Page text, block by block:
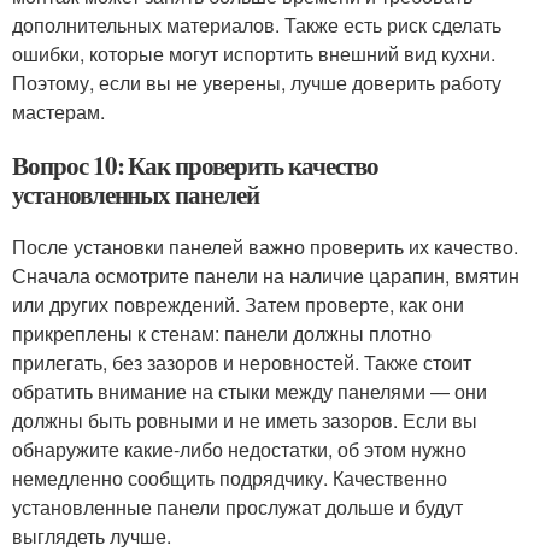
дополнительных материалов. Также есть риск сделать
ошибки, которые могут испортить внешний вид кухни.
Поэтому, если вы не уверены, лучше доверить работу
мастерам.
Вопрос 10: Как проверить качество
установленных панелей
После установки панелей важно проверить их качество.
Сначала осмотрите панели на наличие царапин, вмятин
или других повреждений. Затем проверте, как они
прикреплены к стенам: панели должны плотно
прилегать, без зазоров и неровностей. Также стоит
обратить внимание на стыки между панелями — они
должны быть ровными и не иметь зазоров. Если вы
обнаружите какие-либо недостатки, об этом нужно
немедленно сообщить подрядчику. Качественно
установленные панели прослужат дольше и будут
выглядеть лучше.